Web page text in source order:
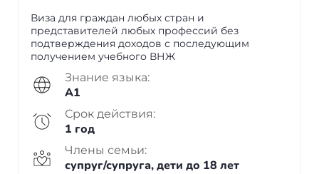
Виза для граждан любых стран и
представителей любых профессий без
подтверждения доходов с последующим
получением учебного ВНЖ
Знание языка:
A1
Срок действия:
1 год
Члены семьи:
супруг/супруга, дети до 18 лет